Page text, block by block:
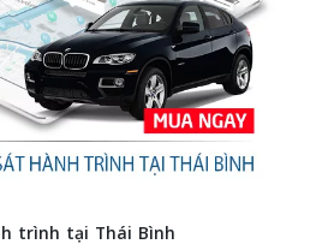
trình tại Thái Bình